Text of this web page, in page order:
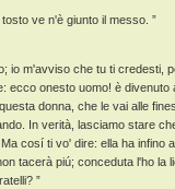
ve n'è giunto il messo. ”
io m'avviso che tu ti credesti,
onesto uomo! è divenuto
donna, che le vai alle
In verità, lasciamo stare
Ma cosí ti vo' dire: ella ha infino
tacerà piú; conceduta l'ho la
”